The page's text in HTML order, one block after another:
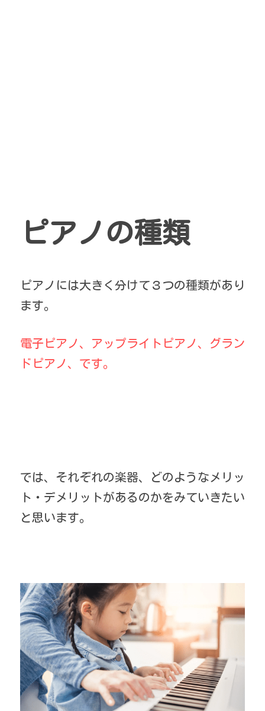
ピアノの種類
ピアノには大きく分けて３つの種類があり
ます。
電子ピアノ、アップライトピアノ、グラン
ドピアノ、です。
では、それぞれの楽器、どのようなメリッ
ト・デメリットがあるのかをみていきたい
と思います。